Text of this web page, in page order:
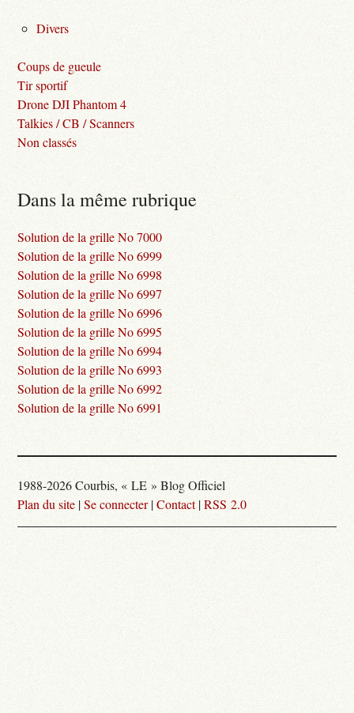
Divers
Coups de gueule
Tir sportif
Drone DJI Phantom 4
Talkies / CB / Scanners
Non classés
Dans la même rubrique
Solution de la grille No 7000
Solution de la grille No 6999
Solution de la grille No 6998
Solution de la grille No 6997
Solution de la grille No 6996
Solution de la grille No 6995
Solution de la grille No 6994
Solution de la grille No 6993
Solution de la grille No 6992
Solution de la grille No 6991
1988-2026 Courbis, « LE » Blog Officiel
Plan du site |Se connecter|Contact|RSS 2.0